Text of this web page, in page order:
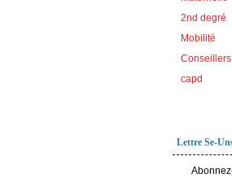
2nd degré
Mobilité
capd
Lettre Se-